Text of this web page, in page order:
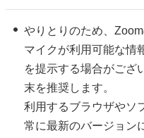
やりとりのため、
マイクが利用可能な情
を提示する場合がござ
末を推奨します。
利用するブラウザやソ
常に最新のバージョン